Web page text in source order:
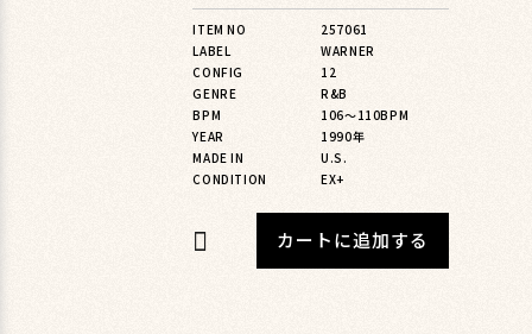
ITEM NO
257061
LABEL
WARNER
CONFIG
12
GENRE
R&B
BPM
106〜110BPM
YEAR
1990年
MADE IN
U.S.
CONDITION
EX+
カートに追加する